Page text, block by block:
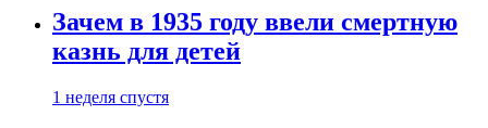
Зачем в 1935 году ввели смертную
казнь для детей
1 неделя спустя